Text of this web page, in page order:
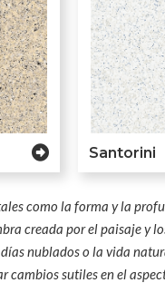
Santorini
como la forma y la
creada por el paisaje y
nublados o la vida
cambios sutiles en el